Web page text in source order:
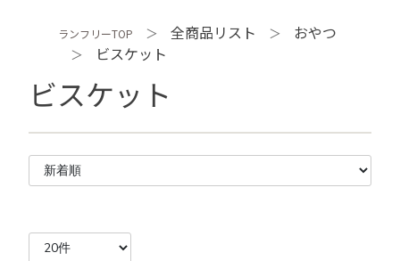
ランフリーTOP ＞ 全商品リスト ＞ おやつ
＞ ビスケット
ビスケット